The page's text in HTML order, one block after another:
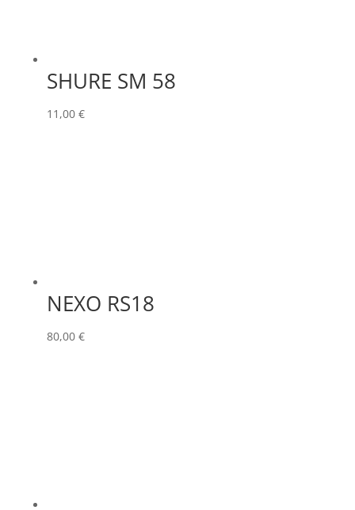
SHURE SM 58
11,00 €
NEXO RS18
80,00 €